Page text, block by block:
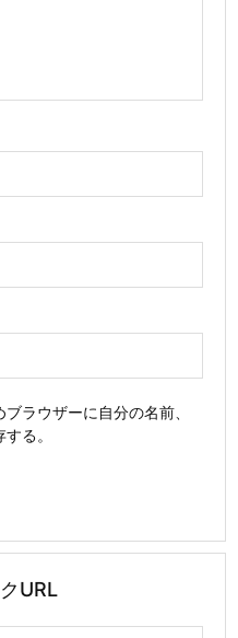
ラウザーに自分の名前、
る。
URL